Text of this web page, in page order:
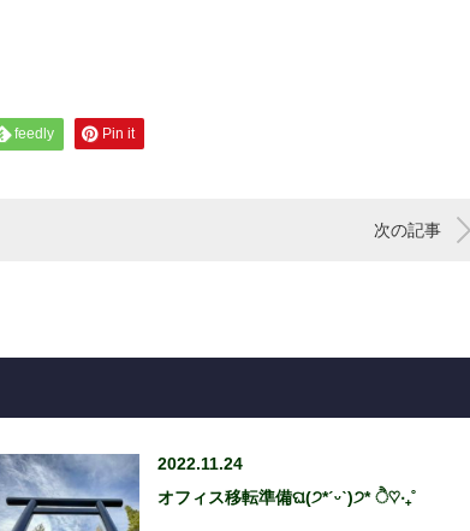
feedly Pin it
次の記事
2022.11.24
オフィス移転準備ଘ(੭*ˊᵕˋ)੭* ੈ♡‧₊˚